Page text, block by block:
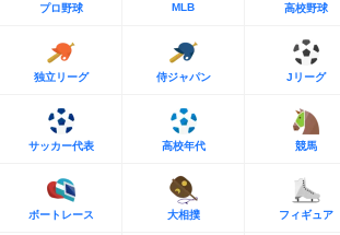
プロ野球 MLB 高校野球
独立リーグ 侍ジャパン Jリーグ
サッカー代表 高校年代 競馬
ボートレース 大相撲 フィギュア